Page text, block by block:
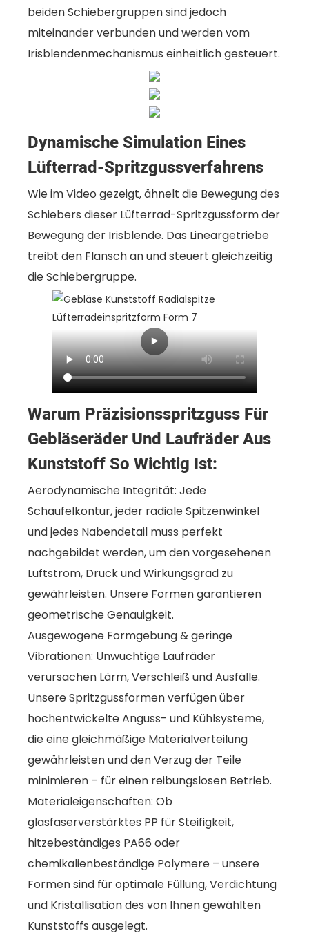
beiden Schiebergruppen sind jedoch
miteinander verbunden und werden vom
Irisblendenmechanismus einheitlich gesteuert.
Dynamische Simulation Eines
Lüfterrad-Spritzgussverfahrens
Wie im Video gezeigt, ähnelt die Bewegung des
Schiebers dieser Lüfterrad-Spritzgussform der
Bewegung der Irisblende. Das Lineargetriebe
treibt den Flansch an und steuert gleichzeitig
die Schiebergruppe.
Warum Präzisionsspritzguss Für
Gebläseräder Und Laufräder Aus
Kunststoff So Wichtig Ist:
Aerodynamische Integrität: Jede
Schaufelkontur, jeder radiale Spitzenwinkel
und jedes Nabendetail muss perfekt
nachgebildet werden, um den vorgesehenen
Luftstrom, Druck und Wirkungsgrad zu
gewährleisten. Unsere Formen garantieren
geometrische Genauigkeit.
Ausgewogene Formgebung & geringe
Vibrationen: Unwuchtige Laufräder
verursachen Lärm, Verschleiß und Ausfälle.
Unsere Spritzgussformen verfügen über
hochentwickelte Anguss- und Kühlsysteme,
die eine gleichmäßige Materialverteilung
gewährleisten und den Verzug der Teile
minimieren – für einen reibungslosen Betrieb.
Materialeigenschaften: Ob
glasfaserverstärktes PP für Steifigkeit,
hitzebeständiges PA66 oder
chemikalienbeständige Polymere – unsere
Formen sind für optimale Füllung, Verdichtung
und Kristallisation des von Ihnen gewählten
Kunststoffs ausgelegt.